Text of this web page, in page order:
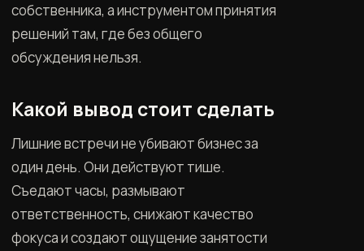
собственника, а инструментом принятия
решений там, где без общего
обсуждения нельзя.
Какой вывод стоит сделать
Лишние встречи не убивают бизнес за
один день. Они действуют тише.
Съедают часы, размывают
ответственность, снижают качество
фокуса и создают ощущение занятости